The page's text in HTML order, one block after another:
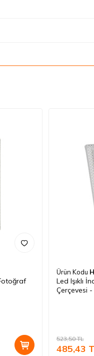
Ürün Kodu
Led Işıklı
Çerçevesi
523,50TL
485,43